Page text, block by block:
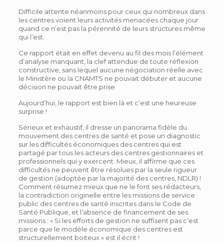
Difficile attente néanmoins pour ceux qui nombreux dans
les centres voient leurs activités menacées chaque jour
quand ce n’est pas la pérennité de leurs structures même
qui l’est.
Ce rapport était en effet devenu au fil des mois l’élément
d’analyse manquant, la clef attendue de toute réflexion
constructive, sans lequel aucune négociation réelle avec
le Ministère ou la CNAMTS ne pouvait débuter et aucune
décision ne pouvait être prise.
Aujourd’hui, le rapport est bien là et c’est une heureuse
surprise !
Sérieux et exhaustif, il dresse un panorama fidèle du
mouvement des centres de santé et pose un diagnostic
sur les difficultés économiques des centres qui est
partagé par tous les acteurs des centres gestionnaires et
professionnels qui y exercent. Mieux, il affirme que ces
difficultés ne peuvent être résolues par la seule rigueur
de gestion (adoptée par la majorité des centres, NDLR) !
Comment résumez mieux que ne le font ses rédacteurs,
la contradiction originelle entre les missions de service
public des centres de santé inscrites dans le Code de
Santé Publique, et l’absence de financement de ses
missions : « Si les efforts de gestion ne suffisent pas c’est
parce que le modèle économique des centres est
structurellement boiteux » est il écrit !